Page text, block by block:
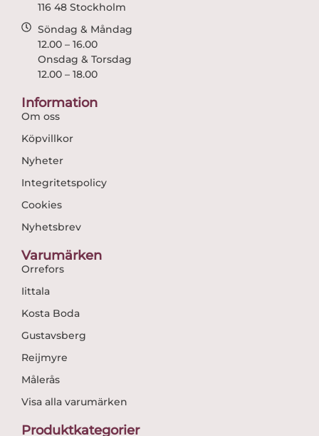
116 48 Stockholm
Söndag & Måndag
12.00 – 16.00
Onsdag & Torsdag
12.00 – 18.00
Information
Om oss
Köpvillkor
Nyheter
Integritetspolicy
Cookies
Nyhetsbrev
Varumärken
Orrefors
Iittala
Kosta Boda
Gustavsberg
Reijmyre
Målerås
Visa alla varumärken
Produktkategorier